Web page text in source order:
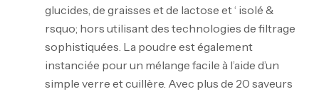
glucides, de graisses et de lactose et ‘ isolé &
rsquo; hors utilisant des technologies de filtrage
sophistiquées. La poudre est également
instanciée pour un mélange facile à l’aide d’un
simple verre et cuillère. Avec plus de 20 saveurs